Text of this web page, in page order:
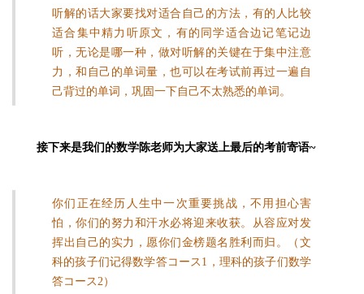
听解的话大家要找对适合自己的方法，有的人比较
适合集中精力听原文，有的同学适合边记笔记边
听，无论是哪一种，做对听解的关键在于集中注意
力，和自己的单词量，也可以在考试前再过一遍自
己背过的单词，巩固一下自己不太熟悉的单词‍。
接下来是我们的数学陈老师为大家送上最后的考前寄语~
你们正在经历人生中一次重要挑战，不用担心害
怕，你们的努力和汗水必将迎来收获。从容应对发
挥出自己的实力，愿你们金榜题名胜利而归。（文
科的孩子们记得数学答コース1，理科的孩子们数学
答コース2）‍